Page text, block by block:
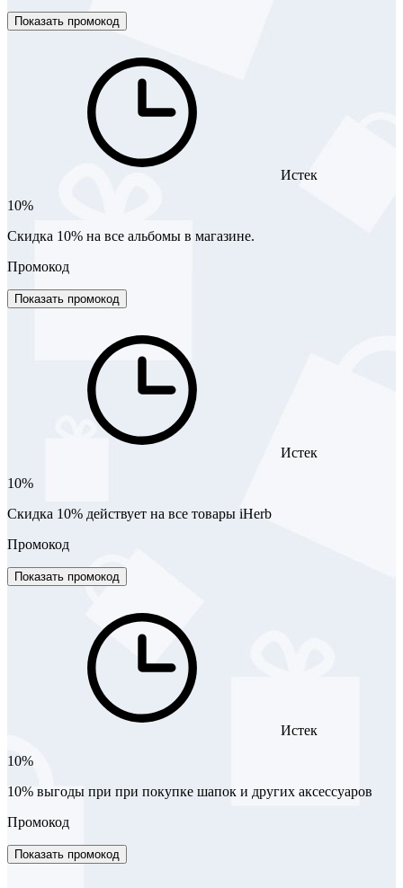
Показать промокод
Истек
10%
Скидка 10% на все альбомы в магазине.
Промокод
Показать промокод
Истек
10%
Скидка 10% действует на все товары iHerb
Промокод
Показать промокод
Истек
10%
10% выгоды при при покупке шапок и других аксессуаров
Промокод
Показать промокод